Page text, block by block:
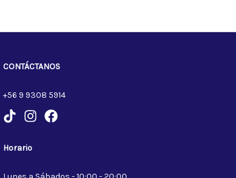
CONTÁCTANOS
+56 9 9308 5914
Horario